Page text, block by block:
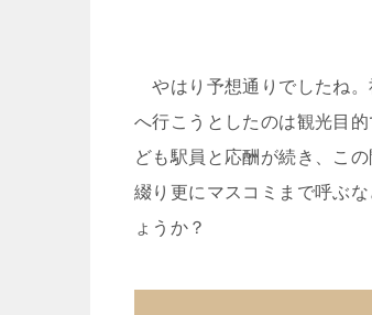
やはり予想通りでしたね。
へ行こうとしたのは観光目
ども駅員と応酬が続き、こ
綴り更にマスコミまで呼ぶ
ょうか？